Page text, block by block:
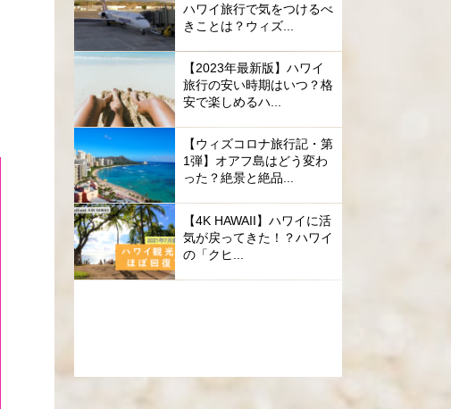
ハワイ旅行で気をつけるべ
きことは？ウィズ...
【2023年最新版】ハワイ
旅行の安い時期はいつ？格
安で楽しめるハ...
【ウィズコロナ旅行記・第
1弾】オアフ島はどう変わ
った？絶景と絶品...
【4K HAWAII】ハワイに活
気が戻ってきた！？ハワイ
の「クヒ...